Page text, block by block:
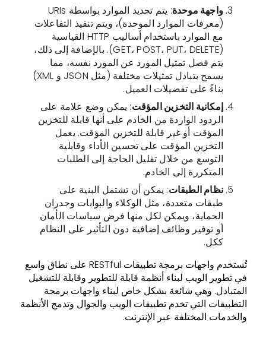
واجهة موحدة
: يتم تحديد الموارد بواسطة URIs
(معرفات الموارد الموحدة)، ويتم تنفيذ التفاعلات
مع الموارد باستخدام أساليب HTTP القياسية
(GET، POST، PUT، DELETE). بالإضافة إلى ذلك،
يتم فصل تمثيل المورد عن المورد نفسه، مما
يسمح بتبادل تمثيلات مختلفة (مثل JSON و XML)
بناءً على تفضيلات العميل.
إمكانية التخزين المؤقت: يمكن وضع علامة على
الردود الواردة من الخادم على أنها قابلة للتخزين
المؤقت أو غير قابلة للتخزين المؤقت. يعمل
التخزين المؤقت على تحسين الأداء وقابلية
التوسع من خلال تقليل الحاجة إلى الطلبات
المتكررة إلى الخادم.
نظام الطبقات: يمكن أن تشتمل البنية على
طبقات متعددة، مثل الوكلاء والبوابات وجدران
الحماية، ويمكن لكل منها فرض سياسات الأمان
أو توفير وظائف إضافية دون التأثير على النظام
ككل.
تُستخدم واجهات برمجة تطبيقات RESTful على نطاق واسع
في تطوير الويب لبناء أنظمة قابلة للتطوير وقابلة للتشغيل
المتبادل. وهي شائعة بشكل خاص لبناء واجهات برمجة
التطبيقات التي تخدم تطبيقات الويب والجوال وتدمج الأنظمة
والخدمات المختلفة عبر الإنترنت.